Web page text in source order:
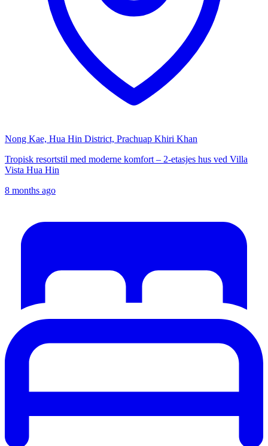
Nong Kae, Hua Hin District, Prachuap Khiri Khan
Tropisk resortstil med moderne komfort – 2-etasjes hus ved Villa
Vista Hua Hin
8 months ago